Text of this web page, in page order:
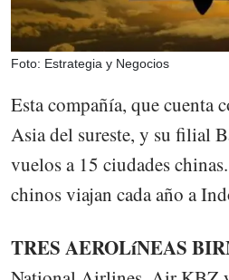
Foto: Estrategia y Negocios
Esta compañía, que cuenta
Asia del sureste, y su filial
vuelos a 15 ciudades
chinos viajan cada año a
TRES AEROLíNEAS